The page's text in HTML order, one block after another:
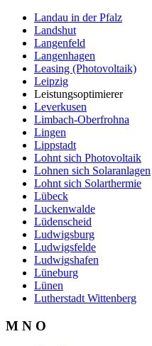
Landau in der Pfalz
Landshut
Langenfeld
Langenhagen
Leasing (Photovoltaik)
Leipzig
Leistungsoptimierer
Leverkusen
Limbach-Oberfrohna
Lingen
Lippstadt
Lohnt sich Photovoltaik
Lohnen sich Solaranlagen
Lohnt sich Solarthermie
Lübeck
Luckenwalde
Lüdenscheid
Ludwigsburg
Ludwigsfelde
Ludwigshafen
Lüneburg
Lünen
Lutherstadt Wittenberg
M N O